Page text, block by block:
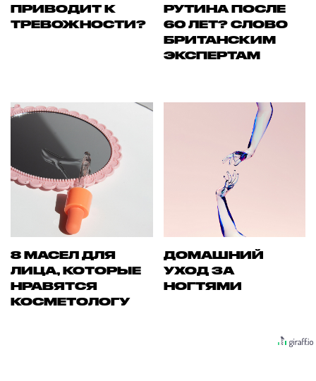
ПРИВОДИТ К
ТРЕВОЖНОСТИ?
РУТИНА ПОСЛЕ
60 ЛЕТ? СЛОВО
БРИТАНСКИМ
ЭКСПЕРТАМ
8 МАСЕЛ ДЛЯ
ЛИЦА, КОТОРЫЕ
НРАВЯТСЯ
КОСМЕТОЛОГУ
ДОМАШНИЙ
УХОД ЗА
НОГТЯМИ